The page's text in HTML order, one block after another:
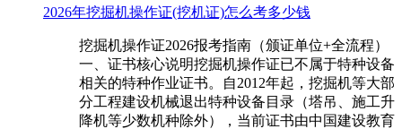
2026年挖掘机操作证(挖机证)怎么考多少钱
挖掘机操作证2026报考指南（颁证单位+全流程）
一、证书核心说明挖掘机操作证已不属于特种设备
相关的特种作业证书。自2012年起，挖掘机等大部
分工程建设机械退出特种设备目录（塔吊、施工升
降机等少数机种除外），当前证书由中国建设教育